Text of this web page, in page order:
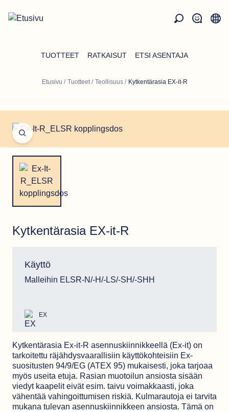
pääsisältöön
TUOTTEET RATKAISUT ETSI ASENTAJA
Etusivu / Tuotteet/ Teollisuus/ Kytkentärasia EX-it-R
Open fullscreen
Kytkentärasia EX-it-R
Käyttö
Malleihin ELSR-N/-H/-LS/-SH/-SHH
EX
Kytkentärasia Ex-it-R asennuskiinnikkeellä (Ex-it) on
tarkoitettu räjähdysvaarallisiin käyttökohteisiin Ex-
suositusten 94/9/EG (ATEX 95) mukaisesti, joka tarjoaa
myös useita etuja. Rasian muotoilun ansiosta sisään
viedyt kaapelit eivät esim. taivu voimakkaasti, joka
vähentää vahingoittumisen riskiä. Kulmarautoja ei tarvita
mukana tulevan asennuskiinnikkeen ansiosta. Tämä on